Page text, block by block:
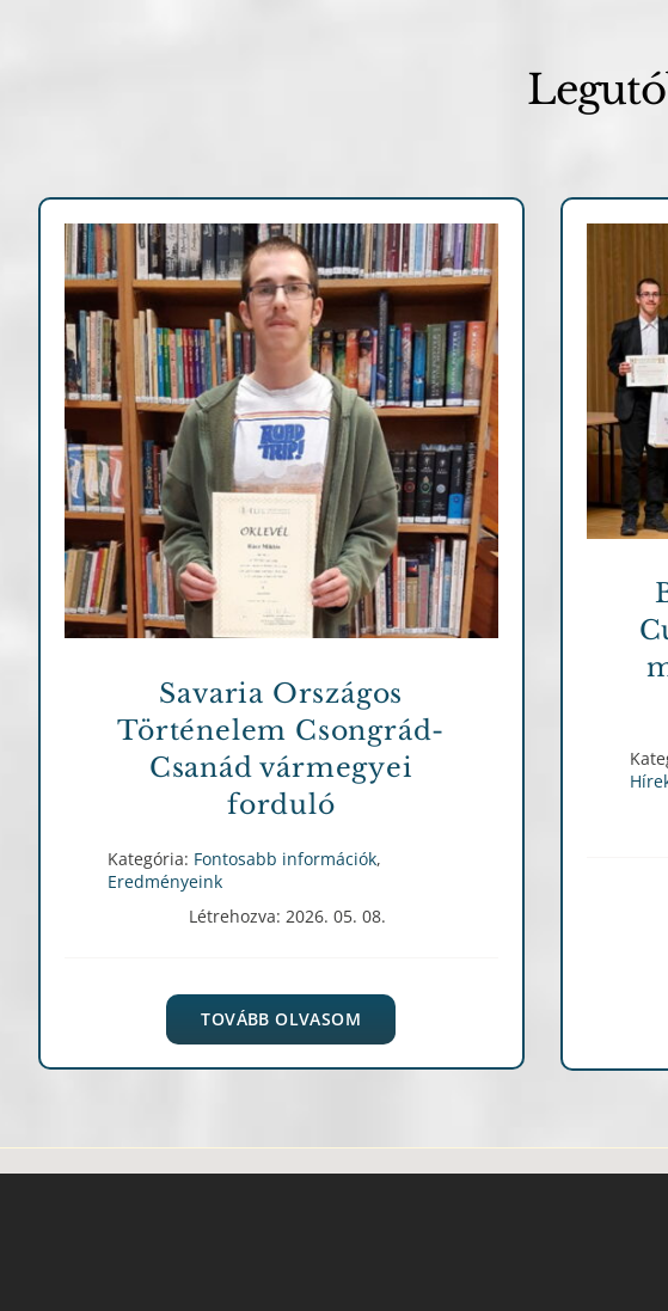
Fontosabb információk Eredményeink
Savaria Országos
Történelem Csongrád-
Csanád vármegyei
forduló
Kategória: Fontosabb információk,
Eredményeink
Létrehozva: 2026. 05. 08.
TOVÁBB OLVASOM